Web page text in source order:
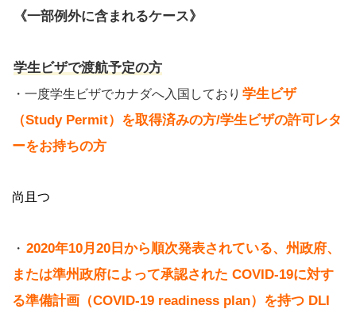
《一部例外に含まれるケース》
学生ビザで渡航予定の方
・一度学生ビザでカナダへ入国しており 学生ビザ
（Study Permit）を取得済みの方/学生ビザの許可レタ
ーをお持ちの方
尚且つ
・ 2020年10月20日から順次発表されている、州政府、
または準州政府によって承認された COVID-19に対す
る準備計画（COVID-19 readiness plan）を持つ DLI